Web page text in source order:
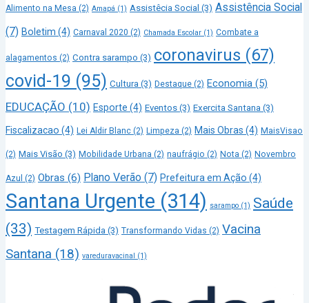
Alimento na Mesa (2) Amapá (1) Assistêcia Social (3) Assistência Social
(7) Boletim (4) Carnaval 2020 (2) Chamada Escolar (1) Combate a
alagamentos (2) Contra sarampo (3) coronavirus (67)
covid-19 (95) Cultura (3) Destaque (2) Economia (5)
EDUCAÇÃO (10) Esporte (4) Eventos (3) Exercita Santana (3)
Fiscalizacao (4) Lei Aldir Blanc (2) Limpeza (2) Mais Obras (4) MaisVisao
(2) Mais Visão (3) Mobilidade Urbana (2) naufrágio (2) Nota (2) Novembro
Azul (2) Obras (6) Plano Verão (7) Prefeitura em Ação (4)
Santana Urgente (314) sarampo (1) Saúde
(33) Testagem Rápida (3) Transformando Vidas (2) Vacina
Santana (18) vareduravacinal (1)